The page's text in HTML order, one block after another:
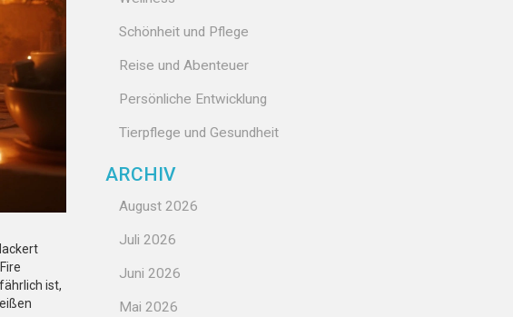
ist,
Schönheit und Pflege
Reise und Abenteuer
Persönliche Entwicklung
Tierpflege und Gesundheit
ARCHIV
August 2026
Juli 2026
Juni 2026
Mai 2026